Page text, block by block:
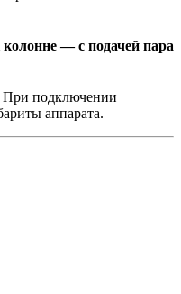
— с подачей пара
При подключении
аппарата.